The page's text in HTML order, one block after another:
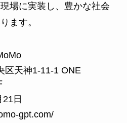
場に実装し、豊かな社会
ます。
区天神1-11-1 ONE
21日
gpt.com/